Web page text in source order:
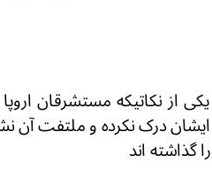
یکی از نکاتیکه مستشرقان
ایشان درک نكرده و ملتفت آن
را گذاشته اند